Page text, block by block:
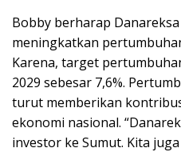
Bobby berharap
meningkatkan
Karena, target
2029 sebesar 7,6%.
turut memberikan
ekonomi nasional.
investor ke Sumut. Kita